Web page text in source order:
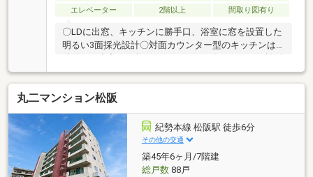
エレベーター
2階以上 間取り図有り
〇LDに出窓、キッチンに勝手口、浴室に窓を設置した
明るい3面採光設計〇対面カウンター型のキッチンは
川井町店まで徒歩6分、買い物便利です〇鈴の森公園
は季節を楽しみながらの散歩コースにおすすめ
丸二マンション松阪
紀勢本線 松阪駅 徒歩6分
その他の交通
築45年6ヶ月/7階建
総戸数88戸